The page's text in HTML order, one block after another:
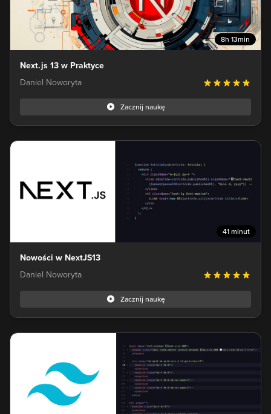
8h 13min
Next.js 13 w Praktyce
Daniel Noworyta
Zacznij naukę
41 minut
Nowości w NextJS13
Daniel Noworyta
Zacznij naukę